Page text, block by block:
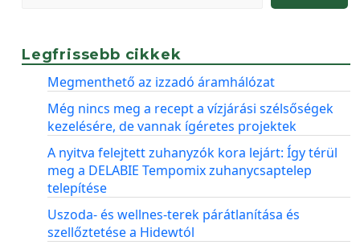
Legfrissebb cikkek
Megmenthető az izzadó áramhálózat
Még nincs meg a recept a vízjárási szélsőségek
kezelésére, de vannak ígéretes projektek
A nyitva felejtett zuhanyzók kora lejárt: Így térül
meg a DELABIE Tempomix zuhanycsaptelep
telepítése
Uszoda- és wellnes-terek párátlanítása és
szellőztetése a Hidewtól